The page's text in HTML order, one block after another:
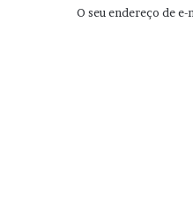
O seu endereço de